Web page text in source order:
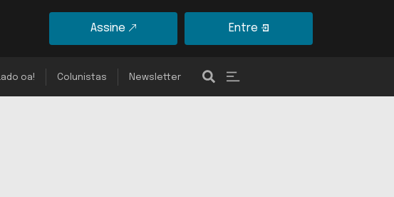
Assine Entre
Lado oa! Colunistas Newsletter